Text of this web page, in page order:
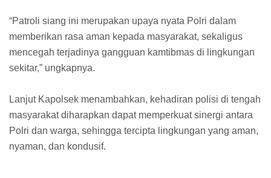
“Patroli siang ini merupakan upaya nyata Polri dalam
memberikan rasa aman kepada masyarakat, sekaligus
mencegah terjadinya gangguan kamtibmas di lingkungan
sekitar,” ungkapnya.
Lanjut Kapolsek menambahkan, kehadiran polisi di tengah
masyarakat diharapkan dapat memperkuat sinergi antara
Polri dan warga, sehingga tercipta lingkungan yang aman,
nyaman, dan kondusif.